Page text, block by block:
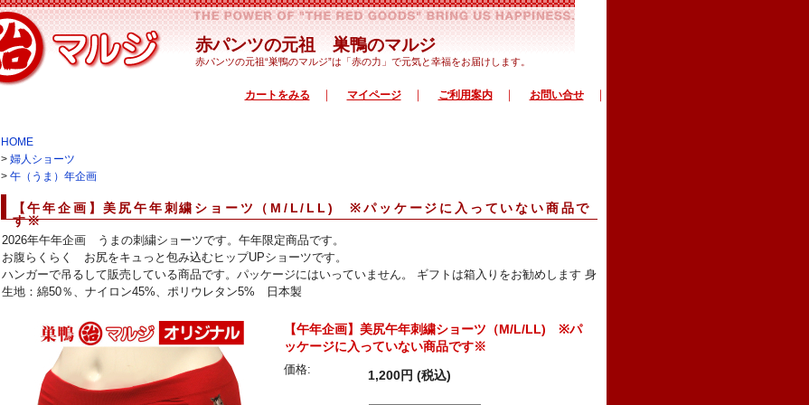
赤パンツの元祖 巣鴨のマルジ
赤パンツの元祖“巣鴨のマルジ”は「赤の力」で元気と幸福をお届けします。
カートをみる ｜ マイページ ｜ ご利用案内 ｜ お問い合せ ｜
HOME
> 婦人ショーツ
> 午（うま）年企画
【午年企画】美尻午年刺繍ショーツ（M/L/LL) ※パッケージに入っていない商品で
す※
2026年午年企画 うまの刺繍ショーツです。午年限定商品です。
お腹らくらく お尻をキュっと包み込むヒップUPショーツです。
ハンガーで吊るして販売している商品です。パッケージにはいっていません。 ギフトは箱入りをお勧めします 身
生地：綿50％、ナイロン45%、ポリウレタン5% 日本製
【午年企画】美尻午年刺繍ショーツ（M/L/LL) ※パ
ッケージに入っていない商品です※
価格: 1,200円 (税込)